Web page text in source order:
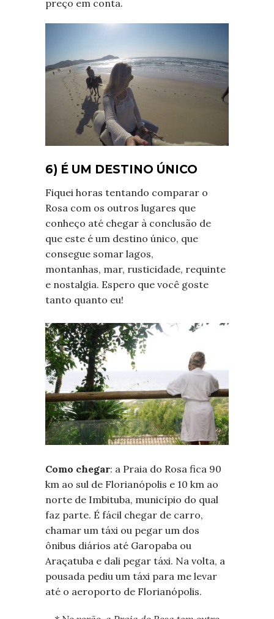
preço em conta.
6) É UM DESTINO ÚNICO
Fiquei horas tentando comparar o
Rosa com os outros lugares que
conheço até chegar à conclusão de
que este é um destino único, que
consegue somar lagos,
montanhas, mar, rusticidade, requinte
e nostalgia. Espero que você goste
tanto quanto eu!
Como chegar: a Praia do Rosa fica 90
km ao sul de Florianópolis e 10 km ao
norte de Imbituba, município do qual
faz parte. É fácil chegar de carro,
chamar um táxi ou pegar um dos
ônibus diários até Garopaba ou
Araçatuba e dali pegar táxi. Na volta, a
pousada pediu um táxi para me levar
até o aeroporto de Florianópolis.